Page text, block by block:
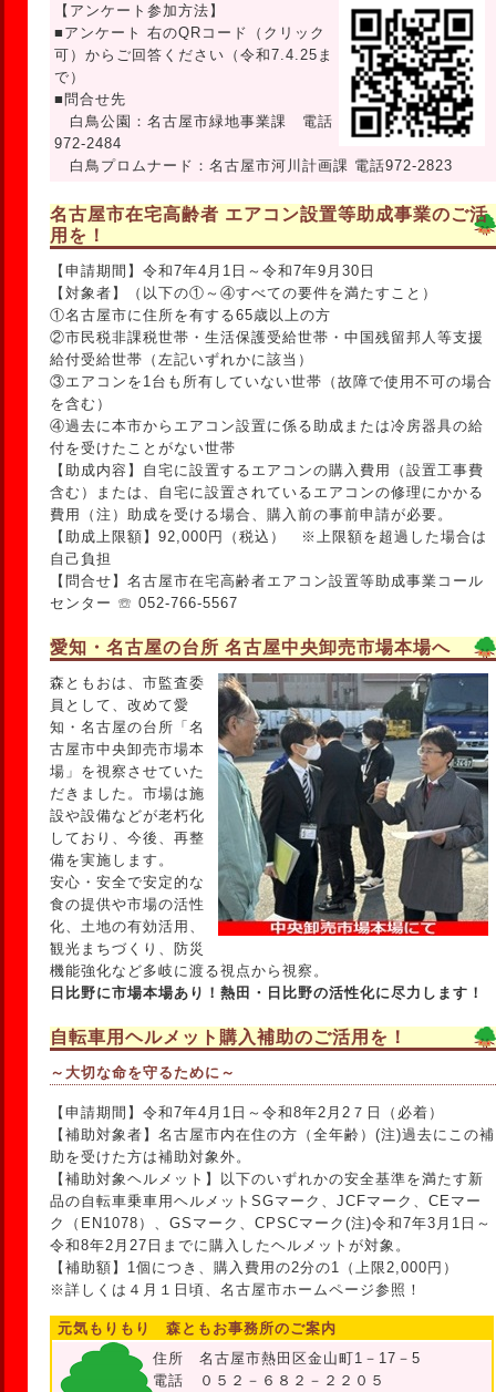
【アンケート参加方法】
■アンケート 右のQRコード（クリック
可）からご回答ください（令和7.4.25ま
で）
■問合せ先
白鳥公園：名古屋市緑地事業課 電話
972-2484
白鳥プロムナード：名古屋市河川計画課 電話972-2823
名古屋市在宅高齢者 エアコン設置等助成事業のご活
用を！
【申請期間】令和7年4月1日～令和7年9月30日
【対象者】（以下の①～④すべての要件を満たすこと）
①名古屋市に住所を有する65歳以上の方
②市民税非課税世帯・生活保護受給世帯・中国残留邦人等支援
給付受給世帯（左記いずれかに該当）
③エアコンを1台も所有していない世帯（故障で使用不可の場合
を含む）
④過去に本市からエアコン設置に係る助成または冷房器具の給
付を受けたことがない世帯
【助成内容】自宅に設置するエアコンの購入費用（設置工事費
含む）または、自宅に設置されているエアコンの修理にかかる
費用（注）助成を受ける場合、購入前の事前申請が必要。
【助成上限額】92,000円（税込） ※上限額を超過した場合は
自己負担
【問合せ】名古屋市在宅高齢者エアコン設置等助成事業コール
センター ☏ 052-766-5567
愛知・名古屋の台所 名古屋中央卸売市場本場へ
森ともおは、市監査委
員として、改めて愛
知・名古屋の台所「名
古屋市中央卸売市場本
場」を視察させていた
だきました。市場は施
設や設備などが老朽化
しており、今後、再整
備を実施します。
安心・安全で安定的な
食の提供や市場の活性
化、土地の有効活用、
観光まちづくり、防災
機能強化など多岐に渡る視点から視察。
日比野に市場本場あり！熱田・日比野の活性化に尽力します！
自転車用ヘルメット購入補助のご活用を！
～大切な命を守るために～
【申請期間】令和7年4月1日～令和8年2月2７日（必着）
【補助対象者】名古屋市内在住の方（全年齢）(注)過去にこの補
助を受けた方は補助対象外。
【補助対象ヘルメット】以下のいずれかの安全基準を満たす新
品の自転車乗車用ヘルメットSGマーク、JCFマーク、CEマー
ク（EN1078）、GSマーク、CPSCマーク(注)令和7年3月1日～
令和8年2月27日までに購入したヘルメットが対象。
【補助額】1個につき、購入費用の2分の1（上限2,000円）
※詳しくは４月１日頃、名古屋市ホームページ参照！
元気もりもり 森ともお事務所のご案内
住所 名古屋市熱田区金山町1－17－5
電話 ０５２－６８２－２２０５